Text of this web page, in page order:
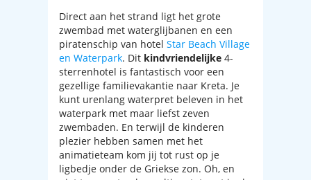
Direct aan het strand ligt het grote
zwembad met waterglijbanen en een
piratenschip van hotel Star Beach Village
en Waterpark. Dit kindvriendelijke 4-
sterrenhotel is fantastisch voor een
gezellige familievakantie naar Kreta. Je
kunt urenlang waterpret beleven in het
waterpark met maar liefst zeven
zwembaden. En terwijl de kinderen
plezier hebben samen met het
animatieteam kom jij tot rust op je
ligbedje onder de Griekse zon. Oh, en